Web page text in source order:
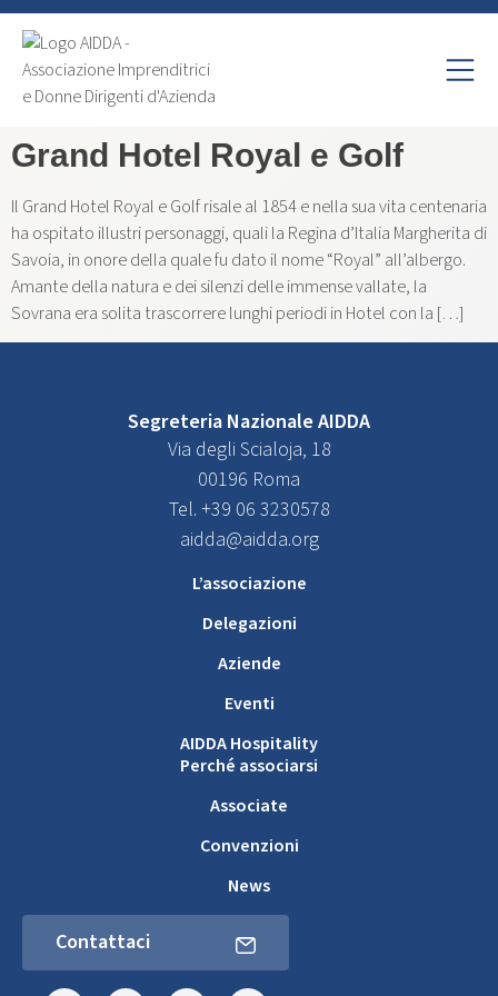
Grand Hotel Royal e Golf
Il Grand Hotel Royal e Golf risale al 1854 e nella sua vita centenaria
ha ospitato illustri personaggi, quali la Regina d’Italia Margherita di
Savoia, in onore della quale fu dato il nome “Royal” all’albergo.
Amante della natura e dei silenzi delle immense vallate, la
Sovrana era solita trascorrere lunghi periodi in Hotel con la […]
Segreteria Nazionale AIDDA
Via degli Scialoja, 18
00196 Roma
Tel. +39 06 3230578
aidda@aidda.org
L’associazione
Delegazioni
Aziende
Eventi
AIDDA Hospitality
Perché associarsi
Associate
Convenzioni
News
Contattaci